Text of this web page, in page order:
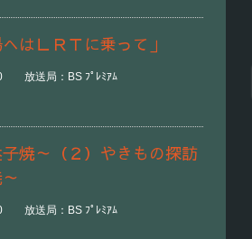
はＬＲＴに乗って」
放送局：BS ﾌﾟﾚﾐｱﾑ
焼～（２）やきもの探訪
放送局：BS ﾌﾟﾚﾐｱﾑ